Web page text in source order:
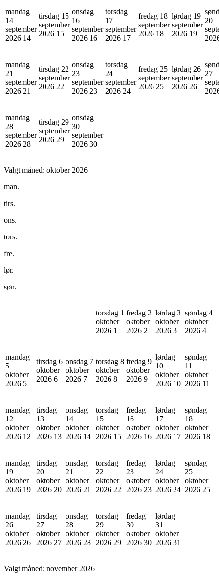
mandag
14
september
2026 14
tirsdag 15
september
2026 15
onsdag
16
september
2026 16
torsdag
17
september
2026 17
fredag 18
september
2026 18
lørdag 19
september
2026 19
20
mandag
21
september
2026 21
tirsdag 22
september
2026 22
onsdag
23
september
2026 23
torsdag
24
september
2026 24
fredag 25
september
2026 25
lørdag 26
september
2026 26
27
mandag
28
september
2026 28
tirsdag 29
september
2026 29
onsdag
30
september
2026 30
Valgt måned: oktober 2026
man.
tirs.
ons.
tors.
fre.
lør.
søn.
torsdag 1
oktober
2026 1
fredag 2
oktober
2026 2
lørdag 3
oktober
2026 3
søndag 4
oktober
2026 4
mandag
5
oktober
2026 5
tirsdag 6
oktober
2026 6
onsdag 7
oktober
2026 7
torsdag 8
oktober
2026 8
fredag 9
oktober
2026 9
lørdag
10
oktober
2026 10
søndag
11
oktober
2026 11
mandag
12
oktober
2026 12
tirsdag
13
oktober
2026 13
onsdag
14
oktober
2026 14
torsdag
15
oktober
2026 15
fredag
16
oktober
2026 16
lørdag
17
oktober
2026 17
søndag
18
oktober
2026 18
mandag
19
oktober
2026 19
tirsdag
20
oktober
2026 20
onsdag
21
oktober
2026 21
torsdag
22
oktober
2026 22
fredag
23
oktober
2026 23
lørdag
24
oktober
2026 24
søndag
25
oktober
2026 25
mandag
26
oktober
2026 26
tirsdag
27
oktober
2026 27
onsdag
28
oktober
2026 28
torsdag
29
oktober
2026 29
fredag
30
oktober
2026 30
lørdag
31
oktober
2026 31
Valgt måned: november 2026